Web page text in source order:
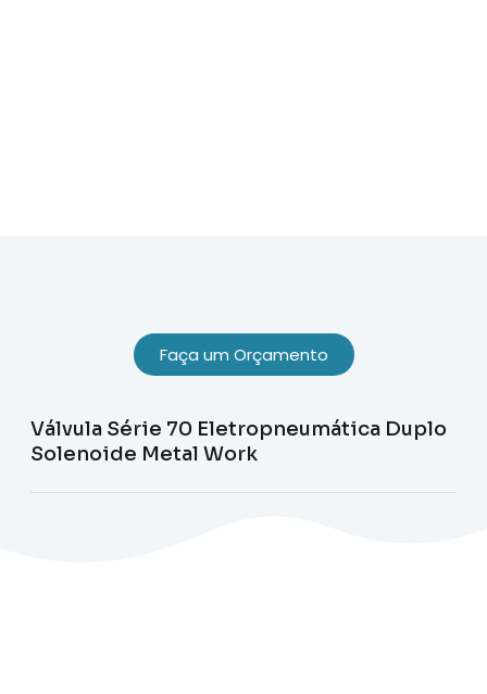
Faça um Orçamento
Válvula Série 70 Eletropneumática Duplo
Solenoide Metal Work